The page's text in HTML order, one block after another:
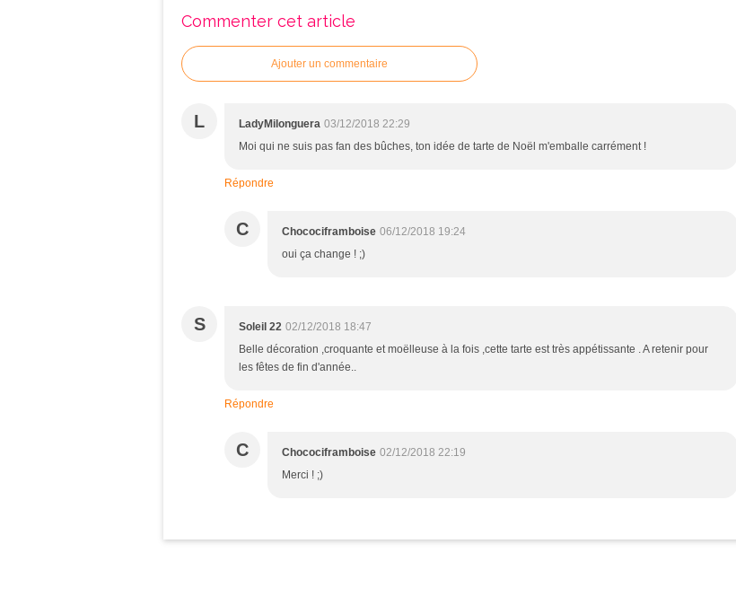
Commenter cet article
Ajouter un commentaire
L LadyMilonguera 03/12/2018 22:29
Moi qui ne suis pas fan des bûches, ton idée de tarte de Noël m'emballe carrément !
Répondre
C Chocociframboise 06/12/2018 19:24
oui ça change ! ;)
S Soleil 22 02/12/2018 18:47
Belle décoration ,croquante et moëlleuse à la fois ,cette tarte est très appétissante . A retenir pour
les fêtes de fin d'année..
Répondre
C Chocociframboise 02/12/2018 22:19
Merci ! ;)